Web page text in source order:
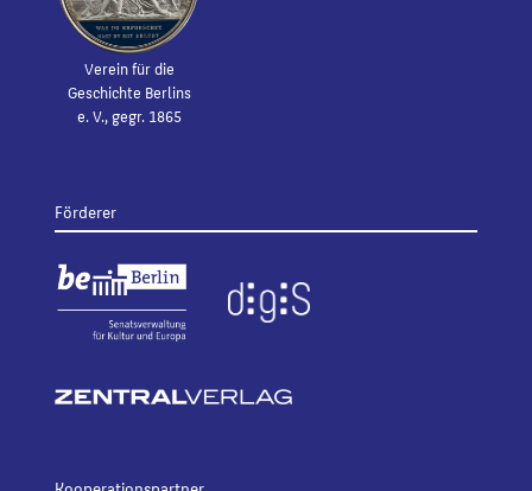
Verein für die
Geschichte Berlins
e. V., gegr. 1865
Förderer